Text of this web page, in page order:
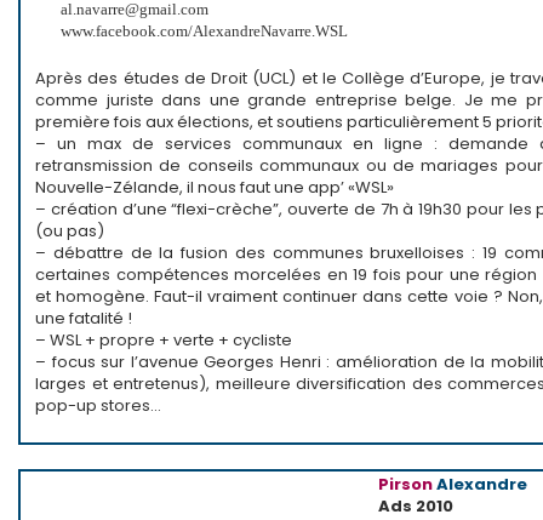
al.navarre@gmail.com
www.facebook.com/AlexandreNavarre.WSL
Après des études de Droit (UCL) et le Collège d’Europe, je
comme juriste dans une grande entreprise belge. Je me
première fois aux élections, et soutiens particulièrement 5
– un max de services communaux en ligne : demande
retransmission de conseils communaux ou de mariages
Nouvelle-Zélande, il nous faut une app’ «WSL»
– création d’une “flexi-crèche”, ouverte de 7h à 19h30 pour les
(ou pas)
– débattre de la fusion des communes bruxelloises : 19
certaines compétences morcelées en 19 fois pour une
et homogène. Faut-il vraiment continuer dans cette voie ?
une fatalité !
– WSL + propre + verte + cycliste
– focus sur l’avenue Georges Henri : amélioration de la
larges et entretenus), meilleure diversification des
pop-up stores…
PirsonAlexandre
Ads 2010